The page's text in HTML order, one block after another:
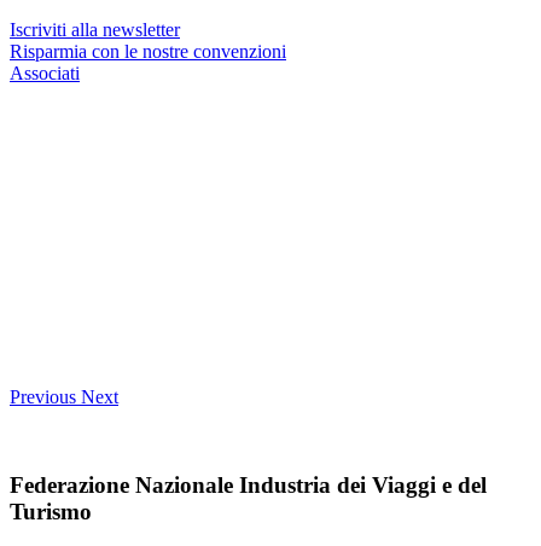
Iscriviti alla newsletter
Risparmia con le nostre convenzioni
Associati
Previous Next
Federazione Nazionale Industria dei Viaggi e del
Turismo